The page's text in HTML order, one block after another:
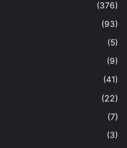
(376)
(93)
(5)
(9)
(41)
(22)
(7)
(3)